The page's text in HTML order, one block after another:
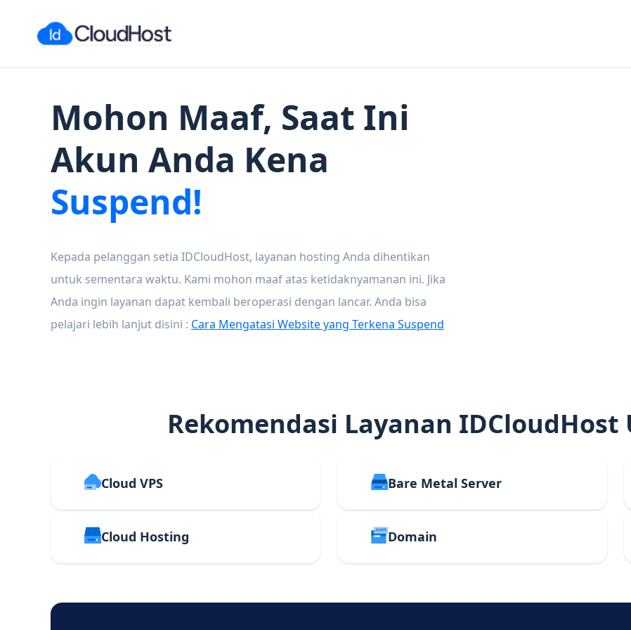
Mohon Maaf, Saat Ini
Akun Anda Kena
Suspend!
Kepada pelanggan setia IDCloudHost, layanan hosting Anda dihentikan
untuk sementara waktu. Kami mohon maaf atas ketidaknyamanan ini. Jika
Anda ingin layanan dapat kembali beroperasi dengan lancar. Anda bisa
pelajari lebih lanjut disini : Cara Mengatasi Website yang Terkena Suspend
Rekomendasi Layanan
Cloud VPS Bare Metal Server
Cloud Hosting Domain